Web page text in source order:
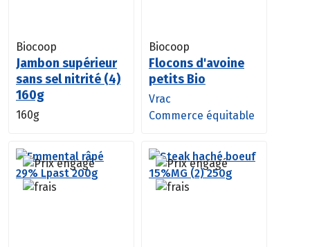
Biocoop
Jambon supérieur
sans sel nitrité (4)
160g
160g
Biocoop
Flocons d'avoine
petits Bio
Vrac
Commerce équitable